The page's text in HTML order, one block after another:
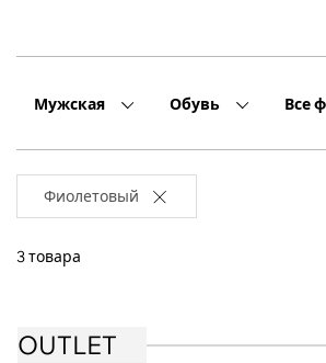
Мужская Обувь Все
Фиолетовый
3 товара
OUTLET